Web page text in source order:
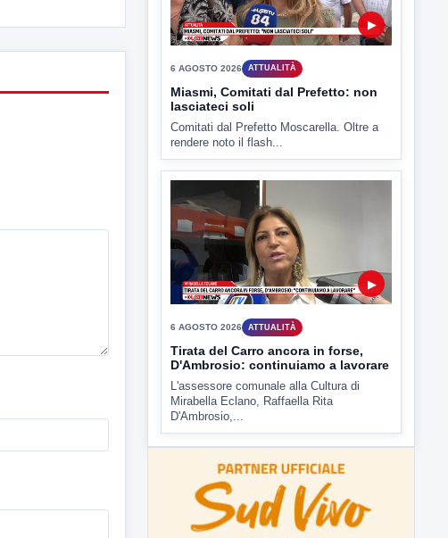
Comitati dal Prefetto Moscarella. Oltre a
rendere noto il flash...
▶
6 AGOSTO 2026 ATTUALITÀ
Tirata del Carro ancora in forse,
D'Ambrosio: continuiamo a lavorare
L'assessore comunale alla Cultura di
Mirabella Eclano, Raffaella Rita
D'Ambrosio,...